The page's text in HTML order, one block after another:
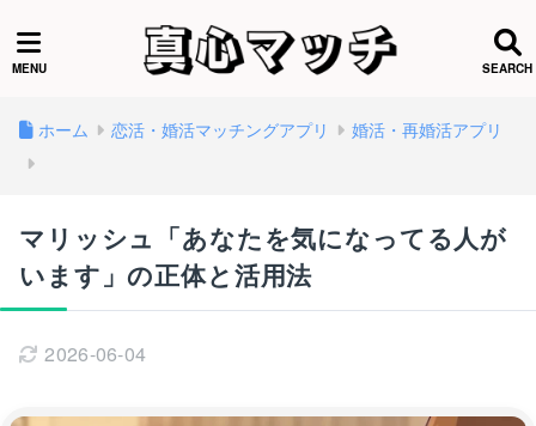
ホーム 恋活・婚活マッチングアプリ 婚活・再婚活アプリ
マリッシュ「あなたを気になってる人が
います」の正体と活用法
2026-06-04